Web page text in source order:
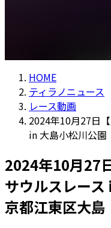
HOME
ティラノニュース
レース動画
2024年10月27日
in 大島小松川公
2024年10月27
サウルスレー
京都江東区大島